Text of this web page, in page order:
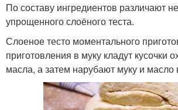
По составу ингредиентов различают
упрощенного слоёного теста.
Слоеное тесто моментального
приготовления в муку кладут кусочки
масла, а затем нарубают муку и масло